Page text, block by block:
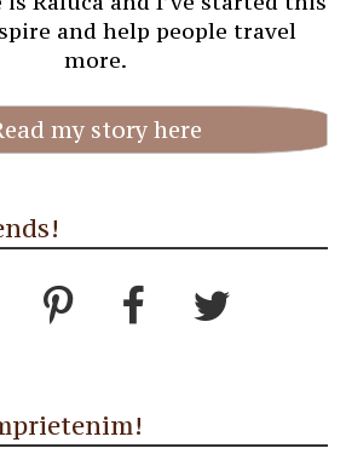
and help people travel
more.
my story here